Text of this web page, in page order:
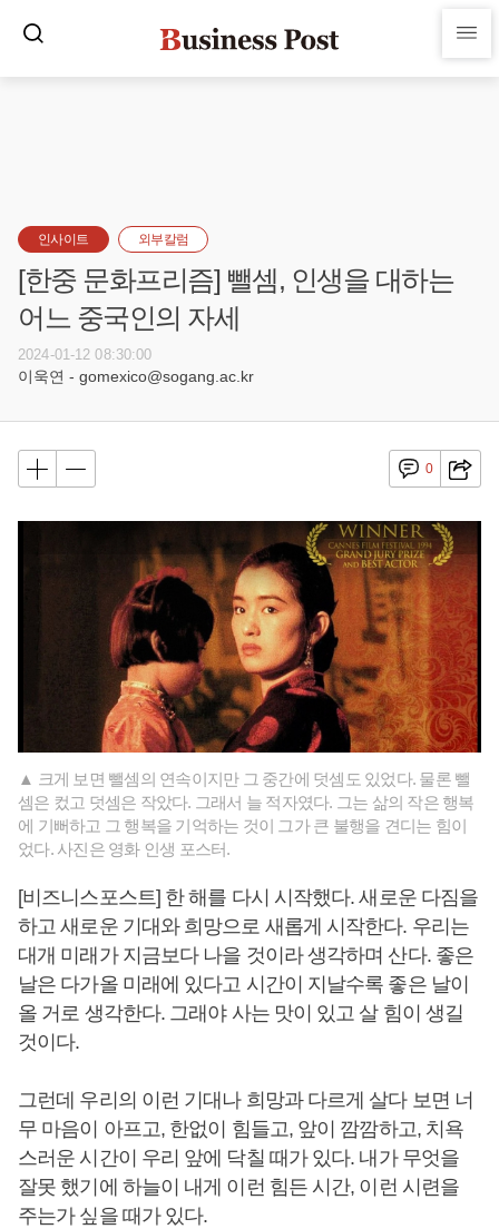
인사이트 외부칼럼
[한중 문화프리즘] 뺄셈, 인생을 대하는
어느 중국인의 자세
2024-01-12 08:30:00
이욱연 - gomexico@sogang.ac.kr
0
▲ 크게 보면 뺄셈의 연속이지만 그 중간에 덧셈도 있었다. 물론 뺄
셈은 컸고 덧셈은 작았다. 그래서 늘 적자였다. 그는 삶의 작은 행복
에 기뻐하고 그 행복을 기억하는 것이 그가 큰 불행을 견디는 힘이
었다. 사진은 영화 인생 포스터.
[비즈니스포스트] 한 해를 다시 시작했다. 새로운 다짐을
하고 새로운 기대와 희망으로 새롭게 시작한다. 우리는
대개 미래가 지금보다 나을 것이라 생각하며 산다. 좋은
날은 다가올 미래에 있다고 시간이 지날수록 좋은 날이
올 거로 생각한다. 그래야 사는 맛이 있고 살 힘이 생길
것이다.
그런데 우리의 이런 기대나 희망과 다르게 살다 보면 너
무 마음이 아프고, 한없이 힘들고, 앞이 깜깜하고, 치욕
스러운 시간이 우리 앞에 닥칠 때가 있다. 내가 무엇을
잘못 했기에 하늘이 내게 이런 힘든 시간, 이런 시련을
주는가 싶을 때가 있다.